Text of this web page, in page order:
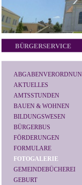
BÜRGERSERVICE
AKTUELLES
AMTSSTUNDEN
BAUEN & WOHNEN
BILDUNGSWESEN
BÜRGERBUS
FÖRDERUNGEN
FORMULARE
FOTOGALERIE
GEMEINDEBÜCHEREI
GEBURT